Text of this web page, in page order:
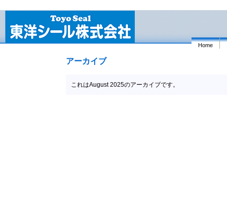
Home
アーカイブ
これはAugust 2025のアーカイブです。